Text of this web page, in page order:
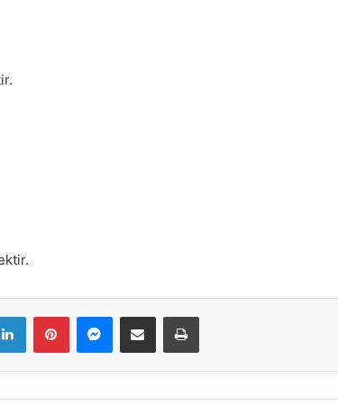
LinkedInPinterestMessenger
E-Mail ile paylaş Yazdır